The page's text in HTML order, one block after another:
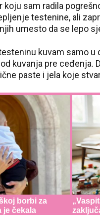
koju sam radila
testenine, ali
umesto da se lepo
kuvam samo u
kuvanja pre ceđenja.
paste i jela koje
borbi za
je čekala